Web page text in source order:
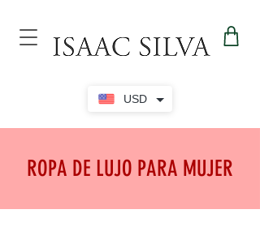
USD
ROPA DE LUJO PARA MUJER